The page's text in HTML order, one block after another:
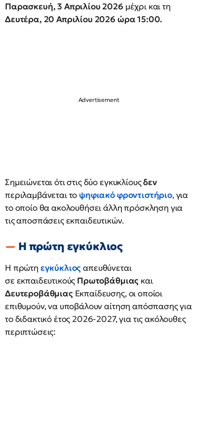
Παρασκευή, 3 Απριλίου 2026 μέχρι και τη
Δευτέρα, 20 Απριλίου 2026 ώρα 15:00.
Σημειώνεται ότι στις δύο εγκυκλίουςδεν
περιλαμβάνεται το ψηφιακό φροντιστήριο, για
το οποίο θα ακολουθήσει άλλη πρόσκληση για
τις αποσπάσεις εκπαιδευτικών.
Η πρώτη εγκύκλιος
Η πρώτη εγκύκλιοςαπευθύνεται
σε εκπαιδευτικούς Πρωτοβάθμιας και
Δευτεροβάθμιας Εκπαίδευσης, οι οποίοι
επιθυμούν, να υποβάλουν αίτηση απόσπασης για
το διδακτικό έτος 2026-2027, για τις ακόλουθες
περιπτώσεις: